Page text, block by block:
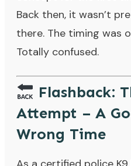
Back then, it wasn’t
there. The timing was
Totally confused.
Flashback:
Attempt – A
Wrong Time